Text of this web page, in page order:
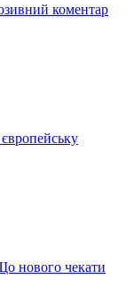
коментар
нового чекати